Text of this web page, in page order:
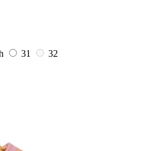
31
32